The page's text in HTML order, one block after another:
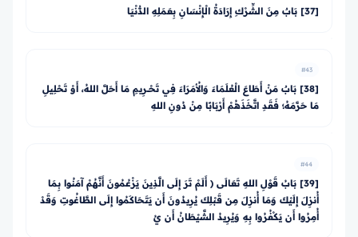
[37] بَابٌ مِنَ الشِّرْكِ إِرَادَةُ الْإِنْسَانِ بِعَمَلِهِ الدُّنْيَا
#43
[38] بَابٌ مَنْ أَطَاعَ الْعُلَمَاءَ وَالأُمَرَاءَ فِي تَحْــرِيمِ مَا أَحَلَّ اللهُ، أَوْ تَحْلِيلِ
مَا حَرَّمَهُ؛ فَقَدِ اتَّخَذَهُمْ أَرْبَابًا مِنْ دُونِ اللهِ
#44
[39] بَابُ قَوْلِ اللهِ تَعَالَى ﴿ أَلَمْ تَرَ إِلَى الَّذِينَ يَزْعُمُونَ أَنَّهُمْ آمَنُوا بِمَا
أُنزِلَ إِلَيْكَ وَمَا أُنزِلَ مِن قَبْلِكَ يُرِيدُونَ أَن يَتَحَاكَمُوا إِلَى الطَّاغُوتِ وَقَدْ
أُمِرُوا أَن يَكْفُرُوا بِهِ وَيُرِيدُ الشَّيْطَانُ أَن يُ